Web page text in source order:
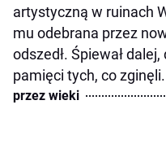
artystyczną w ruinach
mu odebrana przez
odszedł. Śpiewał
pamięci tych, co zginęli.
przez wieki